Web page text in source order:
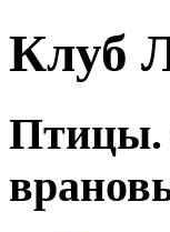
Клуб
Птицы.